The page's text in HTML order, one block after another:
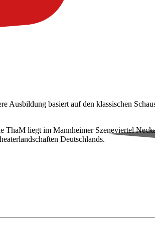
basiert auf den klassischen
liegt im Mannheimer Szeneviertel
Deutschlands.